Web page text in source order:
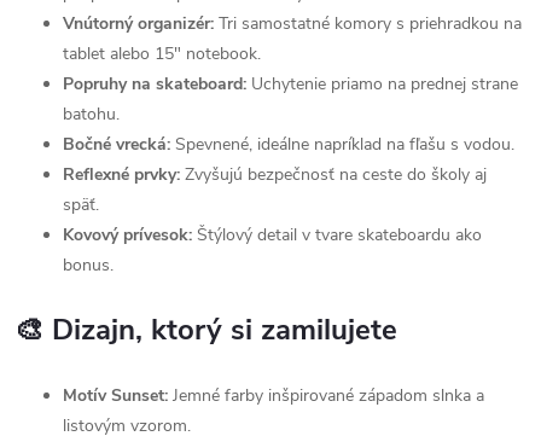
Vnútorný organizér: Tri samostatné komory s priehradkou na
tablet alebo 15" notebook.
Popruhy na skateboard: Uchytenie priamo na prednej strane
batohu.
Bočné vrecká: Spevnené, ideálne napríklad na fľašu s vodou.
Reflexné prvky: Zvyšujú bezpečnosť na ceste do školy aj
späť.
Kovový prívesok: Štýlový detail v tvare skateboardu ako
bonus.
🎨 Dizajn, ktorý si zamilujete
Motív Sunset: Jemné farby inšpirované západom slnka a
listovým vzorom.